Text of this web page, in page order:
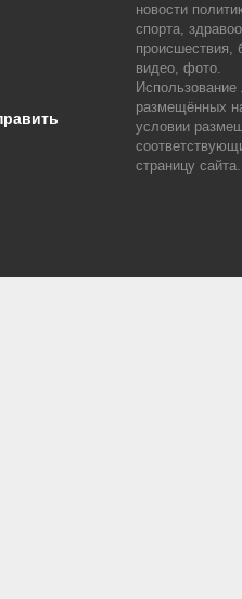
новости
спорта,
происшествия,
видео, фото.
размещённых
условии
страницу сайта.